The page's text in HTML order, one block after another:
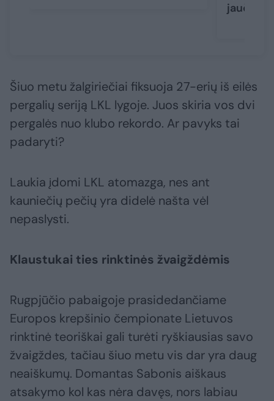
Šiuo metu žalgiriečiai fiksuoja 27-erių iš eilės
pergalių seriją LKL lygoje. Juos skiria vos dvi
pergalės nuo klubo rekordo. Ar pavyks tai
padaryti?
Laukia įdomi LKL atomazga, nes ant
kauniečių pečių yra didelė našta vėl
nepaslysti.
Klaustukai ties rinktinės žvaigždėmis
Rugpjūčio pabaigoje prasidedančiame
Europos krepšinio čempionate Lietuvos
rinktinė teoriškai gali turėti ryškiausias savo
žvaigždes, tačiau šiuo metu vis dar yra daug
neaiškumų. Domantas Sabonis aiškaus
atsakymo kol kas nėra davęs, nors labiau